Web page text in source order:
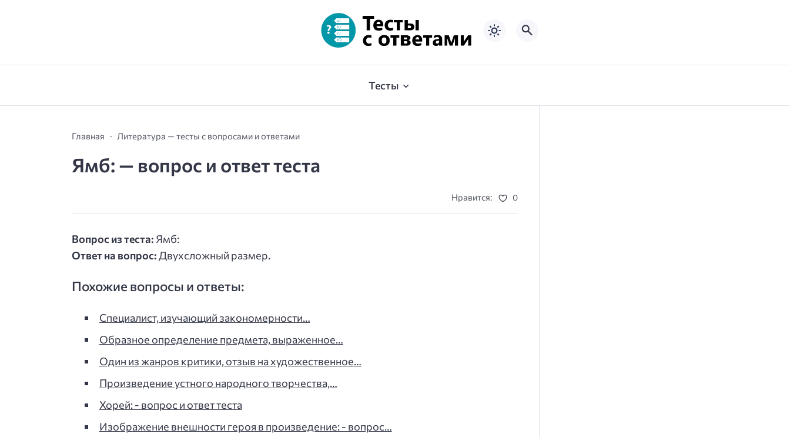
Тесты
Главная Литература — тесты с вопросами и ответами
Ямб: — вопрос и ответ теста
Нравится: 0
Вопрос из теста:Ямб:
Ответ на вопрос:Двухсложный размер.
Похожие вопросы и ответы:
Специалист, изучающий закономерности…
Образное определение предмета, выраженное…
Один из жанров критики, отзыв на художественное…
Произведение устного народного творчества,…
Хорей: - вопрос и ответ теста
Изображение внешности героя в произведение: - вопрос…